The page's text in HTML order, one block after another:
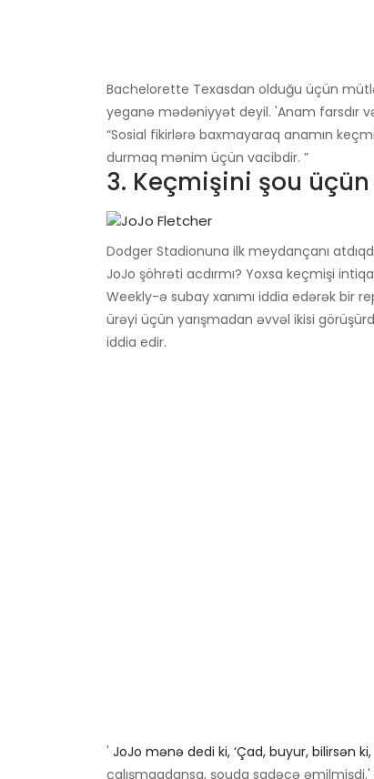
Bachelorette Texasdan olduğu üçün
yeganə mədəniyyət deyil. 'Anam farsdır
“Sosial fikirlərə baxmayaraq anamın
durmaq mənim üçün vacibdir. ”
3. Keçmişini şou üçün
Dodger Stadionuna ilk meydançanı
JoJo şöhrəti acdırmı? Yoxsa keçmişi
Weekly-ə subay xanımı iddia edərək bir
ürəyi üçün yarışmadan əvvəl ikisi
iddia edir.
' JoJo mənə dedi ki, ‘Çad, buyur, bilirsən ki,
çalışmaqdansa, şouda sadəcə